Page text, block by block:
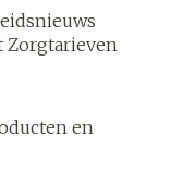
Zorgtarieven
en